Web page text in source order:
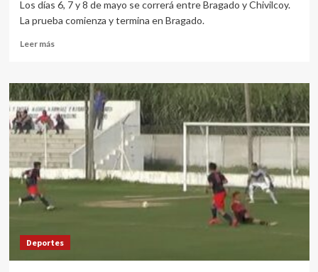
Los días 6, 7 y 8 de mayo se correrá entre Bragado y Chivilcoy.
La prueba comienza y termina en Bragado.
Leer más
Deportes